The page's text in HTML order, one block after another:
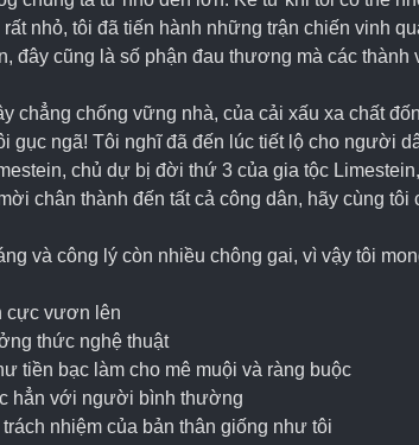
nhỏ, tôi đã tiến hành những trận chiến vinh
đây cũng là số phận đau thương mà các
chẳng chống vững nhà, của cải xấu xa chất
gục ngã! Tôi nghĩ đã đến lúc tiết lộ cho người
chủ dự bị đời thứ 3 của gia tộc
chân thành đến tất cả công dân, hãy cùng tôi
và công lý còn nhiều chông gai, vì vậy tôi
cực vươn lên
thức nghệ thuật
tiền bạc làm cho mê muội và ràng buộc
hẳn với người bình thường
nhiệm của bản thân giống như tôi